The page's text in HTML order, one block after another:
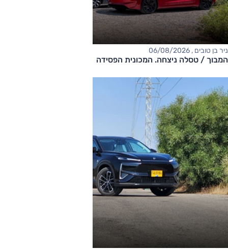
ניר בן טובים , 06/08/2026
המבוך / טסלה ניצחה. המכונית הפסידה